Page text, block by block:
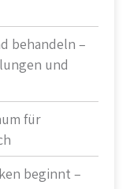
behandeln –
und
für
beginnt –